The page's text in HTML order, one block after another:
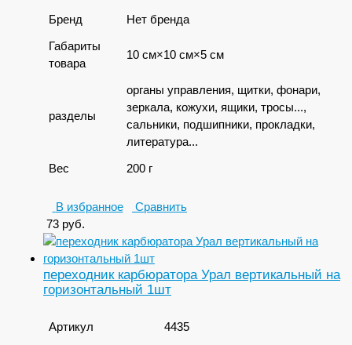
Бренд
Нет бренда
Габариты
товара
10 см×10 см×5 см
разделы
органы управления, щитки, фонари,
зеркала, кожухи, ящики, тросы...,
сальники, подшипники, прокладки,
литература...
Вес
200 г
В избранное
Сравнить
73 руб.
переходник карбюратора Урал вертикальный на
горизонтальный 1шт
Артикул
4435